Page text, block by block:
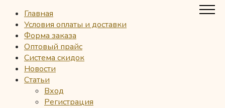
Главная
Условия оплаты и доставки
Форма заказа
Оптовый прайс
Система скидок
Новости
Статьи
Вход
Регистрация